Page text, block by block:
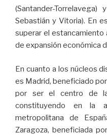
(Santander-
Sebastián y Vitoria). En
superar el
de expansión económica
En cuanto a los núcleos
es Madrid, beneficiado
por ser el centro de
constituyendo en la
metropolitana de
Zaragoza, beneficiada